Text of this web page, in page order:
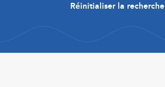
Réinitialiser la recherche